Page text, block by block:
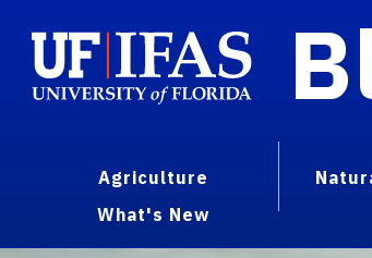
Agriculture
What's New